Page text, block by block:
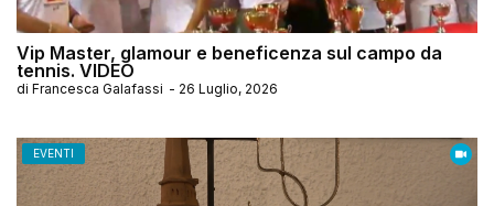
Vip Master, glamour e beneficenza sul campo da
tennis. VIDEO
di Francesca Galafassi - 26 Luglio, 2026
EVENTI